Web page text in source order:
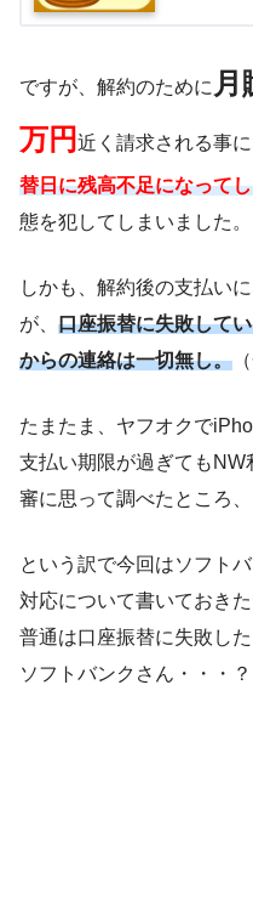
ですが、解約のために 月
万円 近く請求される事に
替日に残高不足になって
態を犯してしまいました。
しかも、解約後の支払い
が、 口座振替に失敗して
からの連絡は一切無し。
たまたま、ヤフオクで
支払い期限が過ぎても
審に思って調べたところ
という訳で今回はソフト
対応について書いておきた
普通は口座振替に失敗し
ソフトバンクさん・・・？